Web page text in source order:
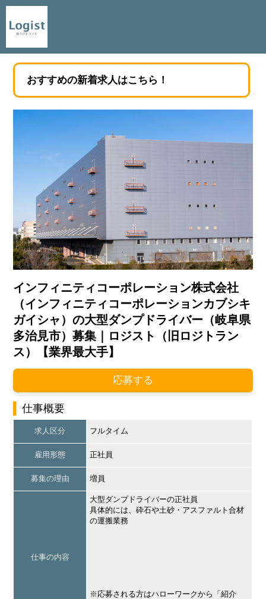
おすすめの新着求人はこちら！
インフィニティコーポレーション株式会社
（インフィニティコーポレーションカブシキ
ガイシャ）の大型ダンプドライバー（岐阜県
多治見市）募集｜ロジスト（旧ロジトラン
ス）【業界最大手】
応募する
仕事概要
求人区分 フルタイム
雇用形態 正社員
募集の理由 増員
仕事の内容
大型ダンプドライバーの正社員
具体的には、砕石や土砂・アスファルト合材
の運搬業務
※応募される方はハローワークから「紹介